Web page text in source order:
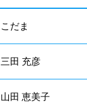
こだま
三田 充彦
山田 恵美子